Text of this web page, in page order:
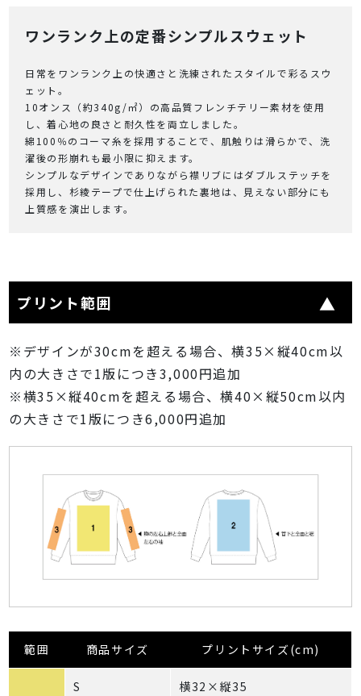
ワンランク上の定番シンプルスウェット
日常をワンランク上の快適さと洗練されたスタイルで彩るスウ
ェット。
10オンス（約340g/㎡）の高品質フレンチテリー素材を使用
し、着心地の良さと耐久性を両立しました。
綿100％のコーマ糸を採用することで、肌触りは滑らかで、洗
濯後の形崩れも最小限に抑えます。
シンプルなデザインでありながら襟リブにはダブルステッチを
採用し、杉綾テープで仕上げられた裏地は、見えない部分にも
上質感を演出します。
プリント範囲
※デザインが30cmを超える場合、横35×縦40cm以
内の大きさで1版につき3,000円追加
※横35×縦40cmを超える場合、横40×縦50cm以内
の大きさで1版につき6,000円追加
範囲 商品サイズ プリントサイズ(cm)
S 横32×縦35